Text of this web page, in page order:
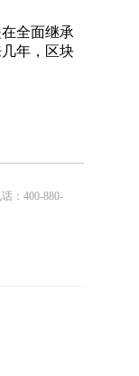
全面继承
年，区块
：400-880-